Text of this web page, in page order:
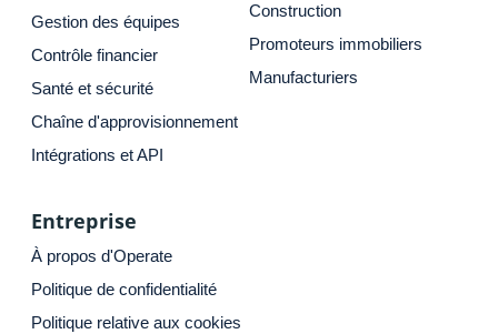
Gestion des équipes
Contrôle financier
Santé et sécurité
Chaîne d'approvisionnement
Intégrations et API
Construction
Promoteurs immobiliers
Manufacturiers
Entreprise
À propos d'Operate
Politique de confidentialité
Politique relative aux cookies